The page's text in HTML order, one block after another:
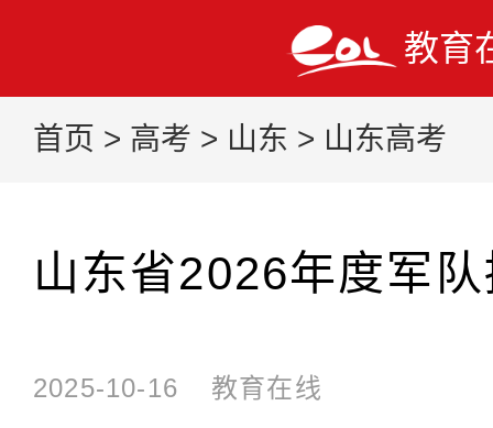
教育
首页 > 高考 > 山东 > 山东高考
山东省2026年度军
2025-10-16 教育在线